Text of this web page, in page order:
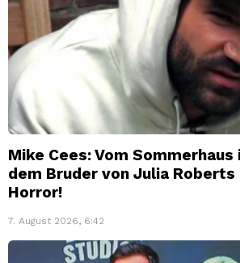
Mike Cees: Vom
dem Bruder von Julia Roberts
Horror!
7. August 2026, 6:42